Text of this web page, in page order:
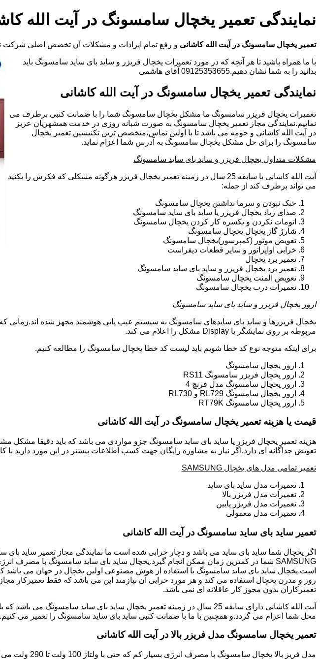
نمایندگی تعمیر یخچال سامسونگ در آیت الله
تعمیر یخچال سامسونگ در آیت الله کاشانی و رفع تمام ایرادات و مشکلات آن تخصص اصلی شرکت
با ما همراه باشید تا هر آنچه که در مورد تعمیرات یخچال فریزر و ساید بای ساید سامسونگ باید
بدانید را به شما نشان دهیم.09125353655 آقای هاشمی
نمایندگی تعمیر یخچال سامسونگ در آیت الله کاشانی
تعمیرات یخچال فریزر سامسونگ ما مشکل یخچال سامسونگ شما را با ضمانت کتبی برطرف می
نماییم.نمایندگی مجاز تعمیر یخچال سامسونگ به صورت شبانه روزی در خدمت همشهریان عزیز
در آیت الله کاشانی و حومه می باشد تا با اولین تماس،متخصص ترین تکنیسین تعمیر یخچال
سامسونگ را برای حل مشکل یخچال سامسونگ به آدرس شما اعزام نماید.
مشکلات متداول یخچال فریزر و ساید بای ساید سامسونگ
آیت الله کاشانی با سابقه 25 سال در زمینه تعمیر یخچال فریزر هرگونه مشکلی که فکرش را بکنید
می تواند برطرف کند از جمله:
خنک نبودن و سرما نداشتن یخچال سامسونگ
صدای زیاد یخچال فریزر یا ساید بای ساید سامسونگ
اتومات نکردن و یکسره کار کردن یخچال سامسونگ
شارژ گاز یخچال یخچال سامسونگ
تعویض موتور (کمپرسور)یخچال سامسونگ
خرابی اواپراتور و سایر قطعات دیفراست
تعمیر برد یخچال
تعمیر برد یخچال فریزر و ساید بای ساید سامسونگ
تعویض المنت یخچال سامسونگ
تعمیرات درب یخچال سامسونگ
ارور یخچال فریزر و ساید بای ساید سامسونگ
یخچال فریزرها و ساید بای سایدهای سامسونگ به سیستم عیب یابی هوشمند مجهز شده
مربوطه بر روی نمایشگر یا Display مشکل را اعلام می کند.
برای اینکه متوجه نوع کد خطا شویم باید لیست کد خطا یخچال سامسونگ را مطالعه کنیم.
ارور یخچال سامسونگ
ارور یخچال فریزر سامسونگ RS11
ارور یخچال سامسونگ مدل فرنچ 4
ارور یخچال سامسونگ RL729 و RL730
ارور یخچال سامسونگ RT79K
قیمت یا هزینه تعمیر یخچال سامسونگ در آیت الله کاشانی
هزینه تعمیر یخچال فریزر یا ساید بای ساید سامسونگ جزو مواردی می باشد که باید دقیقا مشکل
تعویض جداگانه ای دارد.اگر نیاز به مشاوره رایگان جهت کسب اطلاعات بیشتر در این مورد دارید
تعمیر تمامی مدل های یخچال SAMSUNG
تعمیرات مدل ساید بای ساید
تعمیرات مدل فریزر بالا
تعمیرات مدل فریزر پایین
تعمیرات مدل معمولی
تعمیر ساید بای ساید سامسونگ در آیت الله کاشانی
است.یخچال ساید بای ساید سامسونگ با استفاده از هوش مصنوعی اولین یخچال در جهان می باشد
روز و مدرن یخچال استفاده می کند و هر مورد خرابی آن نیازمند این می باشد که فقط تعمیرکار
تعمیرکاران بدون مجوز کار عاقلانه ای نمی باشد.
محل شما اعزام می گردد.و همچنین با ما با ضمانت کتبی ساید بای ساید سامسونگ را تعمیر می کنیم.
تعمیر یخچال سامسونگ مدل فریزر بالا در آیت الله کاشانی
مدل فریز